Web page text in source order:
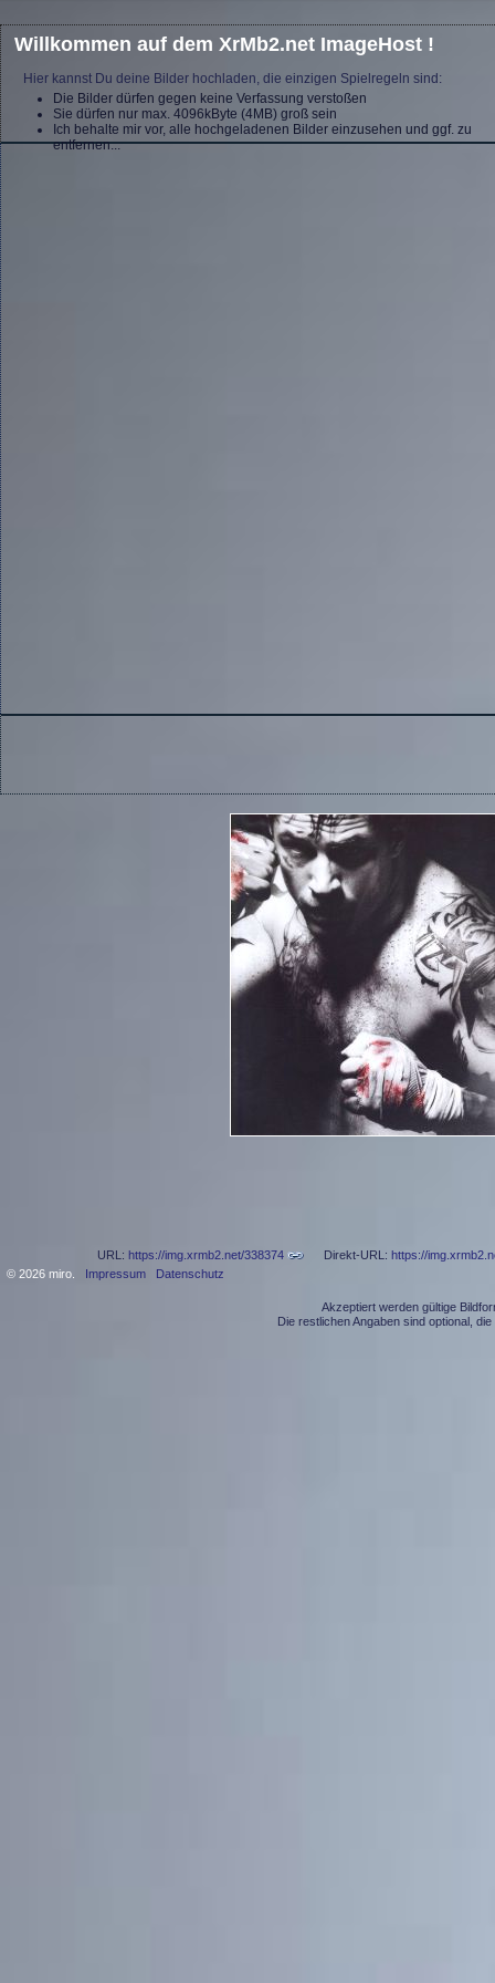
Willkommen auf dem XrMb2.net ImageHost !
Hier kannst Du deine Bilder hochladen, die einzigen Spielregeln sind:
Die Bilder dürfen gegen keine Verfassung verstoßen
Sie dürfen nur max. 4096kByte (4MB) groß sein
Ich behalte mir vor, alle hochgeladenen Bilder einzusehen und ggf. zu
entfernen...
URL: https://img.xrmb2.net/338374 Direkt-URL: https://
© 2026 miro. Impressum Datenschutz
Akzeptiert werden gültige
Die restlichen Angaben sind optional,